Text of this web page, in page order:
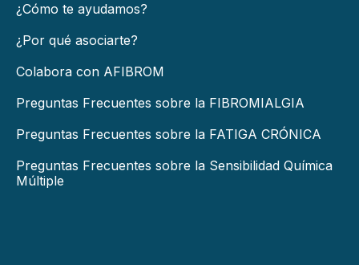
¿Cómo te ayudamos?
¿Por qué asociarte?
Colabora con AFIBROM
Preguntas Frecuentes sobre la FIBROMIALGIA
Preguntas Frecuentes sobre la FATIGA CRÓNICA
Preguntas Frecuentes sobre la Sensibilidad Química
Múltiple